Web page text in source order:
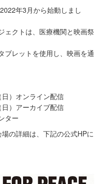
年3⽉から始動しまし
ェクトは、医療機関と映画祭
ブレットを使⽤し、映画を通
）オンライン配信
）アーカイブ配信
ター
の詳細は、下記の公式HPに